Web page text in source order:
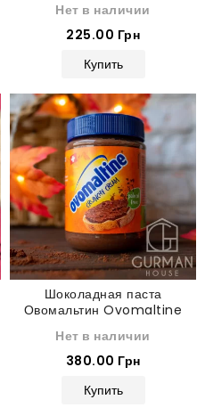
600 г
Нет в наличии
225.00 Грн
Купить
Шоколадная паста
Овомальтин Ovomaltine
Нет в наличии
380.00 Грн
Купить